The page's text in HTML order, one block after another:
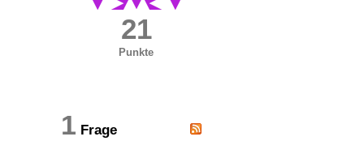
21
Punkte
1 Frage